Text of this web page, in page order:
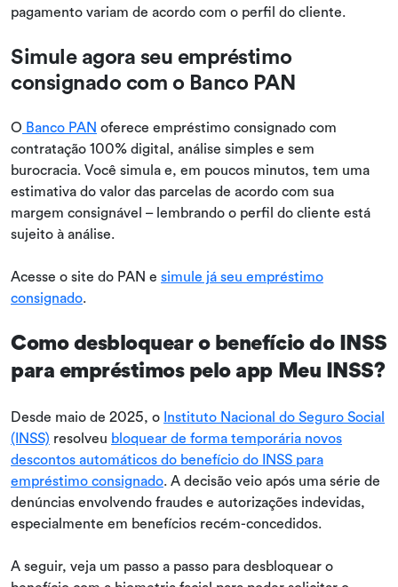
pagamento variam de acordo com o perfil do cliente.
Simule agora seu empréstimo
consignado com o Banco PAN
O Banco PAN oferece empréstimo consignado com
contratação 100% digital, análise simples e sem
burocracia. Você simula e, em poucos minutos, tem uma
estimativa do valor das parcelas de acordo com sua
margem consignável – lembrando o perfil do cliente está
sujeito à análise.
Acesse o site do PAN e simule já seu empréstimo
consignado.
Como desbloquear o benefício do INSS
para empréstimos pelo app Meu INSS?
Desde maio de 2025, o Instituto Nacional do Seguro Social
(INSS) resolveu bloquear de forma temporária novos
descontos automáticos do benefício do INSS para
empréstimo consignado. A decisão veio após uma série de
denúncias envolvendo fraudes e autorizações indevidas,
especialmente em benefícios recém-concedidos.
A seguir, veja um passo a passo para desbloquear o